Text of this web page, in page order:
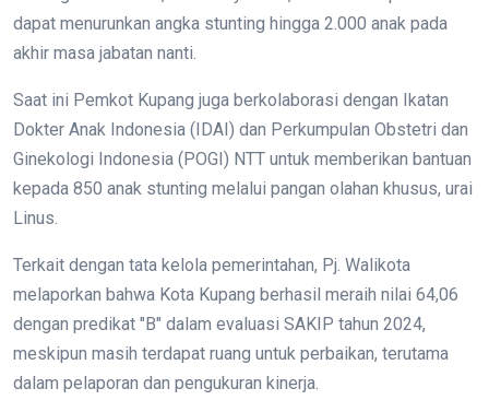
dapat menurunkan angka stunting hingga 2.000 anak pada
akhir masa jabatan nanti.
Saat ini Pemkot Kupang juga berkolaborasi dengan Ikatan
Dokter Anak Indonesia (IDAI) dan Perkumpulan Obstetri dan
Ginekologi Indonesia (POGI) NTT untuk memberikan bantuan
kepada 850 anak stunting melalui pangan olahan khusus, urai
Linus.
Terkait dengan tata kelola pemerintahan, Pj. Walikota
melaporkan bahwa Kota Kupang berhasil meraih nilai 64,06
dengan predikat "B" dalam evaluasi SAKIP tahun 2024,
meskipun masih terdapat ruang untuk perbaikan, terutama
dalam pelaporan dan pengukuran kinerja.